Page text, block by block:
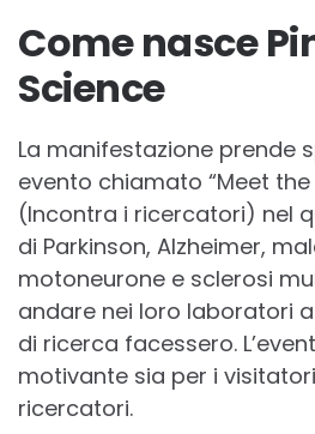
Come nasce
Science
La manifestazione prende
evento chiamato “Meet
(Incontra i ricercatori) nel
di Parkinson, Alzheimer,
motoneurone e sclerosi
andare nei loro laboratori
di ricerca facessero.
motivante sia per i
ricercatori.